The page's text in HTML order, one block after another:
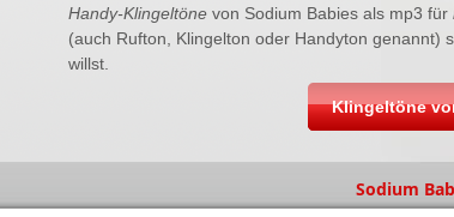
Handy-Klingeltöne von Sodium Babies als mp3 für
(auch Rufton, Klingelton oder Handyton genannt)
willst.
Klingeltöne
Sodium